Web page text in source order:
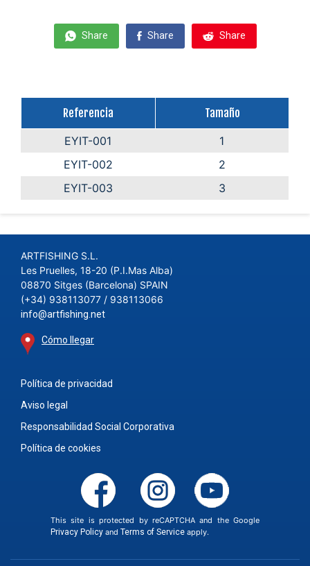
Share Share Share
Referencia
Tamaño
EYIT-001
1
EYIT-002
2
EYIT-003
3
ARTFISHING S.L.
Les Pruelles, 18-20 (P.I.Mas Alba)
08870 Sitges (Barcelona) SPAIN
(+34) 938113077 / 938113066
info@artfishing.net
Cómo llegar
Política de privacidad
Aviso legal
Responsabilidad Social Corporativa
Política de cookies
This site is protected by reCAPTCHA and the Google
Privacy Policyand Terms of Serviceapply.